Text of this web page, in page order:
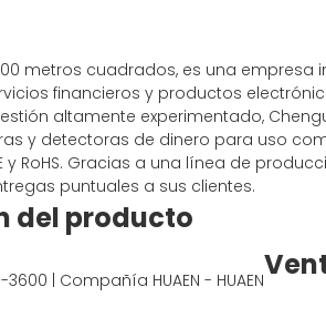
metros cuadrados, es una
financieros y productos
altamente experimentado,
y detectoras de dinero para uso
Gracias a una línea de
puntuales a sus clientes.
del producto